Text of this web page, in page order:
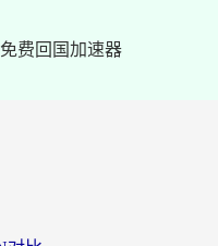
免费回国加速器